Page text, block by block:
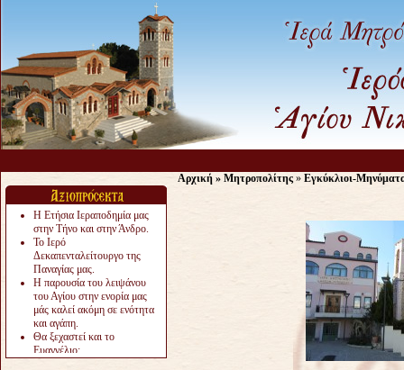
Η Ετήσια Ιεραποδημία μας
στην Τήνο και στην Άνδρο.
Το Ιερό
Δεκαπενταλείτουργο της
Παναγίας μας.
Η παρουσία του λειψάνου
του Αγίου στην ενορία μας
μάς καλεί ακόμη σε ενότητα
και αγάπη.
Θα ξεχαστεί και το
Ευαγγέλιο;
Αρχική » Μητροπολίτης » Εγκύκλιοι-